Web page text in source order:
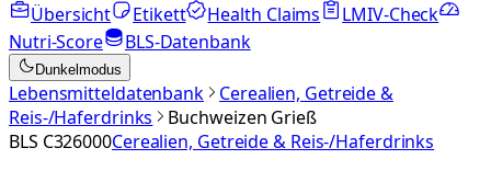
Übersicht
Etikett Health Claims
LMIV-Check
Nutri-Score
BLS-Datenbank
Dunkelmodus
Lebensmitteldatenbank
Cerealien, Getreide &
Reis-/Haferdrinks
Buchweizen Grieß
BLS C326000Cerealien, Getreide & Reis-/Haferdrinks